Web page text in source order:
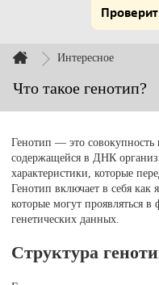
Интересное
Что такое генотип?
Генотип — это совокупность
содержащейся в ДНК
характеристики, которые
Генотип включает в себя как
которые могут проявляться
генетических данных.
Структура